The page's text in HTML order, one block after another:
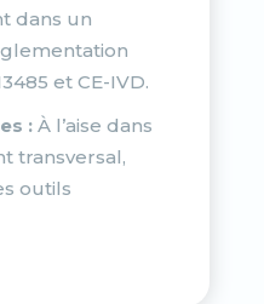
dans un
et CE-IVD.
: À l’aise dans
transversal,
outils